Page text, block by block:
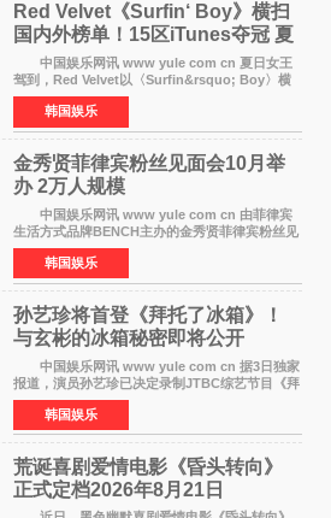
Red Velvet《Surfin‘ Boy》横扫
国内外榜单！15区iTunes夺冠 夏
日女王强势回归
中国娱乐网讯 www yule com cn 夏日女王
驾到，Red Velvet以〈Surfin&rsquo; Boy〉横
扫国内外榜单，获得音乐粉丝的热烈反响。
Red Velvet于3日发行了夏日迷你专辑《Velvet
Summer》，
韩国娱乐
金秀贤菲律宾粉丝见面会10月举
办 2万人规模
中国娱乐网讯 www yule com cn 由菲律宾
生活方式品牌BENCH主办的金秀贤菲律宾粉丝见
面会，将于10月2日在马尼拉SM Mall of
Asia（MOA）竞技场举行，预计规模达2万人。
这也是金秀贤自去年陷
韩国娱乐
孙艺珍将首登《拜托了冰箱》！
与玄彬的冰箱秘密即将公开
中国娱乐网讯 www yule com cn 据3日独家
报道，演员孙艺珍已决定录制JTBC综艺节目《拜
托了冰箱》，目前正在协调具体细节。这是孙艺
珍首次公开个人冰箱，也是她婚后首次以玄彬的
妻子身份参与
韩国娱乐
荒诞喜剧爱情电影《昏头转向》
正式定档2026年8月21日